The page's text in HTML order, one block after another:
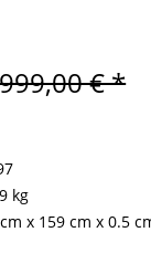
€ *
kg
x 159 cm x0.5